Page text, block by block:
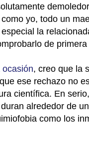
yo, todo un
la
de primera
ocasión, creo que la
ese rechazo no
científica. En
alrededor de
como los